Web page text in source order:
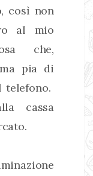
così non
al mio
che,
pia di
telefono.
cassa